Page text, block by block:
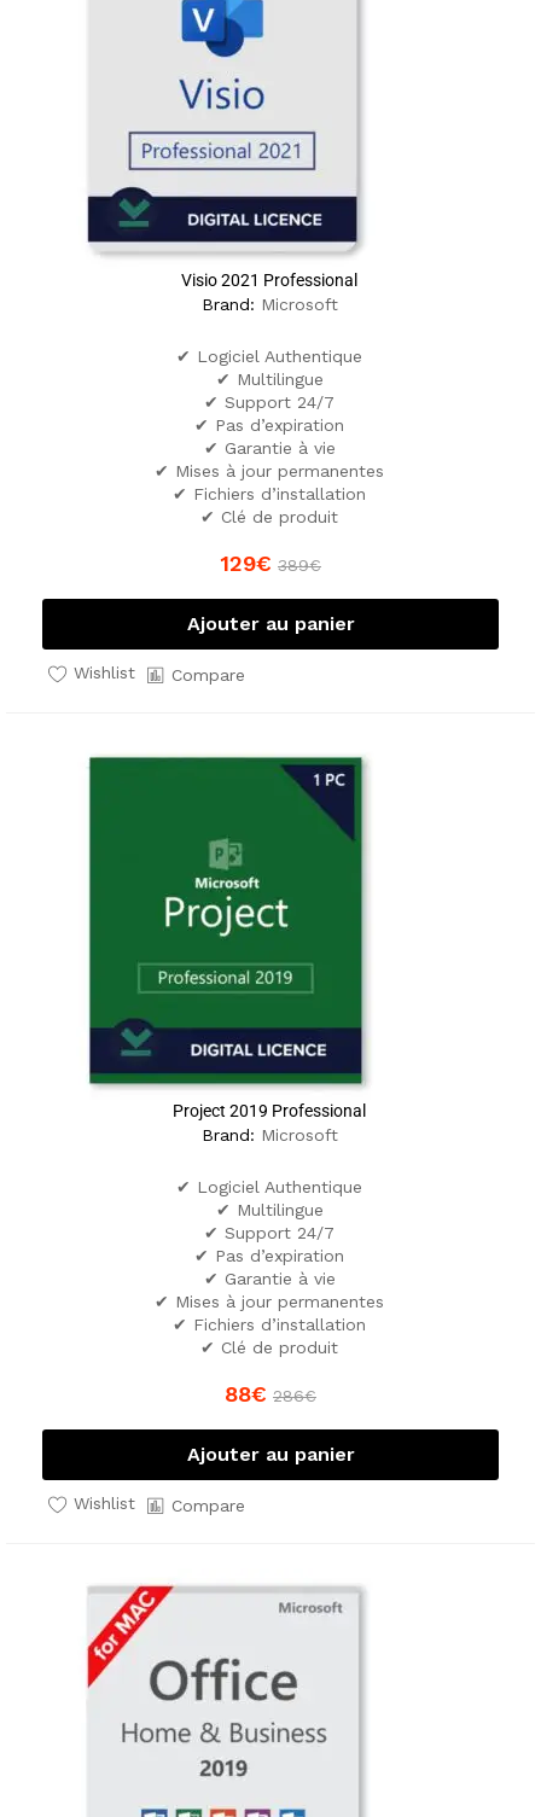
Visio 2021 Professional
Brand: Microsoft
✔ Logiciel Authentique
✔ Multilingue
✔ Support 24/7
✔ Pas d’expiration
✔ Garantie à vie
✔ Mises à jour permanentes
✔ Fichiers d’installation
✔ Clé de produit
129€ 389€
Ajouter au panier
Wishlist Compare
Project 2019 Professional
Brand: Microsoft
✔ Logiciel Authentique
✔ Multilingue
✔ Support 24/7
✔ Pas d’expiration
✔ Garantie à vie
✔ Mises à jour permanentes
✔ Fichiers d’installation
✔ Clé de produit
88€ 286€
Ajouter au panier
Wishlist Compare